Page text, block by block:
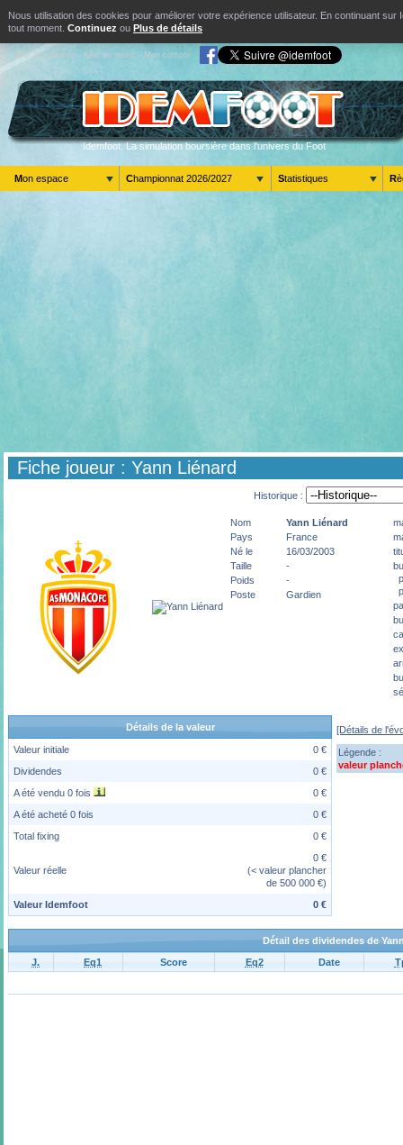
Nous utilisation des cookies pour améliorer votre expérience utilisateur. En continuant
tout moment. Continuez ou Plus de détails
Aller au contenu Aller au menu Mon compte
Idemfoot. La simulation boursière dans l'univers du Foot
Mon espace Championnat 2026/2027 Statistiques
Fiche joueur : Yann Liénard
Historique :
Nom Yann Liénard
Pays
France
Né le
16/03/2003
Taille
-
Poids
-
Poste
Gardien
Détails de la valeur
Valeur initiale
0 €
Dividendes
0 €
A été vendu 0 fois
0 €
A été acheté 0 fois
0 €
Total fixing
0 €
Valeur réelle
0 €
(< valeur plancher
de 500 000 €)
Valeur Idemfoot
0 €
[Détails de
Légende :
valeur
Détail des dividendes de
J.
Eq1 Score Eq2 Date